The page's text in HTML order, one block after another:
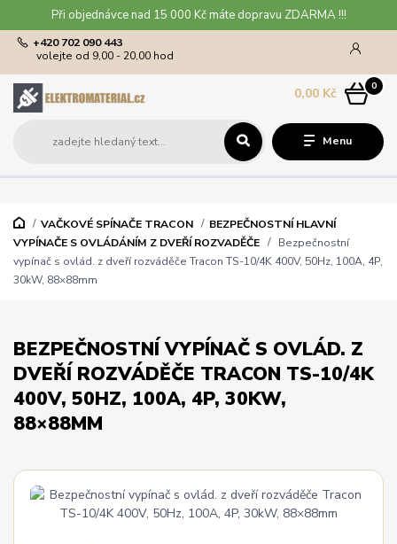
Při objednávce nad 15 000 Kč máte dopravu ZDARMA !!!
Menu
+420 702 090 443
volejte od 9,00 - 20,00 hod
0
0,00 Kč
VAČKOVÉ SPÍNAČE TRACON
BEZPEČNOSTNÍ HLAVNÍ
VYPÍNAČE S OVLÁDÁNÍM Z DVEŘÍ ROZVADĚČE
Bezpečnostní
vypínač s ovlád. z dveří rozváděče Tracon TS-10/4K 400V, 50Hz, 100A, 4P,
30kW, 88×88mm
BEZPEČNOSTNÍ VYPÍNAČ S OVLÁD. Z
DVEŘÍ ROZVÁDĚČE TRACON TS-10/4K
400V, 50HZ, 100A, 4P, 30KW,
88×88MM